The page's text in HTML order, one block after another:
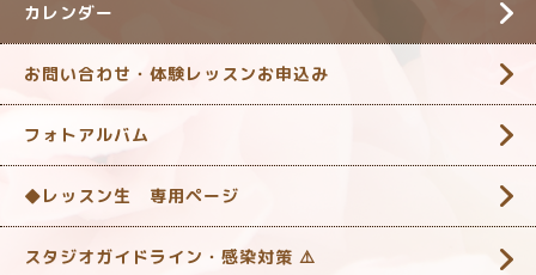
カレンダー
お問い合わせ・体験レッスンお申込み
フォトアルバム
◆レッスン生 専用ページ
スタジオガイドライン・感染対策 ‎⚠️